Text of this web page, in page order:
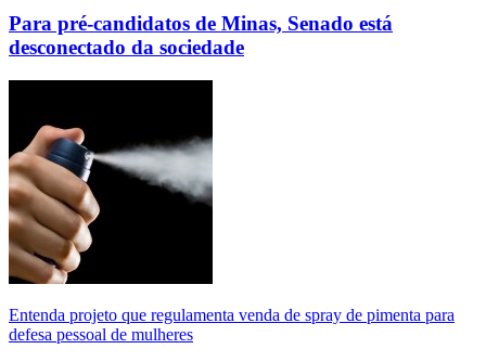
Para pré-candidatos de Minas, Senado está
desconectado da sociedade
Entenda projeto que regulamenta venda de spray de pimenta para
defesa pessoal de mulheres